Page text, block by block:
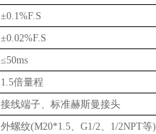
±0.1%F.S
±0.02%F.S
≤50ms
1.5倍量程
接线端子、标准赫斯曼接头
外螺纹(M20*1.5、G1/2、1/2NPT等)